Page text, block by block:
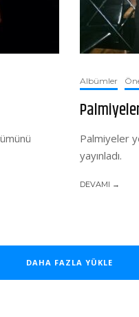
Albümler
Palmiyeler
yayınladı.
DEVAMI →
DAHA FAZLA YÜKLE